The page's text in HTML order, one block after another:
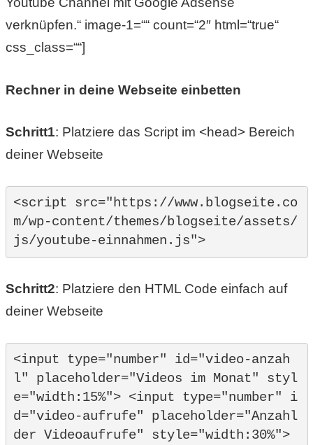
verknüpfen.“ image-1=““ count=“2″ html=“true“
css_class=““]
Rechner in deine Webseite einbetten
Schritt1: Platziere das Script im <head> Bereich
deiner Webseite
<script src="https://www.blogseite.co
m/wp-content/themes/blogseite/assets/
js/youtube-einnahmen.js">
Schritt2: Platziere den HTML Code einfach auf
deiner Webseite
<input type="number" id="video-anzah
l" placeholder="Videos im Monat" styl
e="width:15%"> <input type="number" i
d="video-aufrufe" placeholder="Anzahl
der Videoaufrufe" style="width:30%">